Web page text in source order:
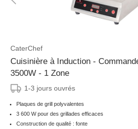
CaterChef
Cuisinière à Induction -
3500W - 1 Zone
1-3 jours ouvrés
Plaques de grill polyvalentes
3 600 W pour des grillades efficaces
Construction de qualité : fonte